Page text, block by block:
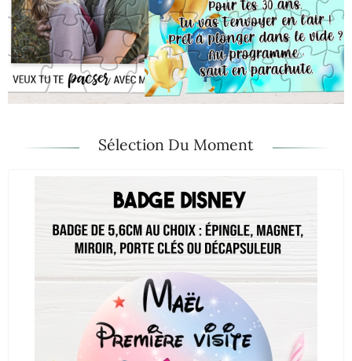
Sélection Du Moment